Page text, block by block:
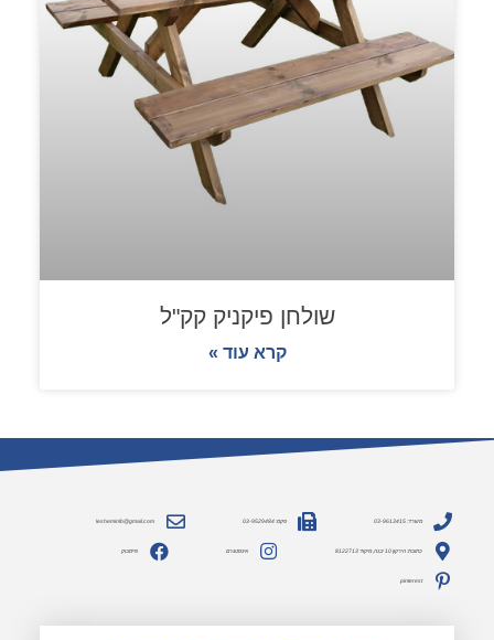
שולחן פיקניק קק"ל
קרא עוד »
משרד: 03-9613415 פקס: 03-9529484 lesheminfo@gmail.com
כתובת: הירקון 10 יבנה, מיקוד 8122713 אינסטגרם פייסבוק
pinterest